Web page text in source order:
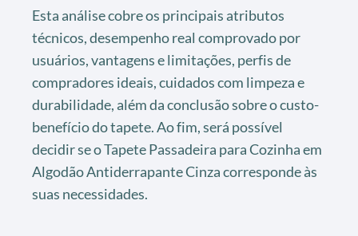
Esta análise cobre os principais atributos
técnicos, desempenho real comprovado por
usuários, vantagens e limitações, perfis de
compradores ideais, cuidados com limpeza e
durabilidade, além da conclusão sobre o custo-
benefício do tapete. Ao fim, será possível
decidir se o Tapete Passadeira para Cozinha em
Algodão Antiderrapante Cinza corresponde às
suas necessidades.